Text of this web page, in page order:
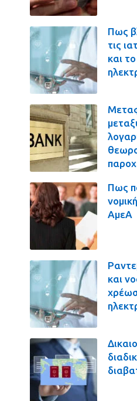
Πως
τις
και
Πως
ΑμεΑ
και